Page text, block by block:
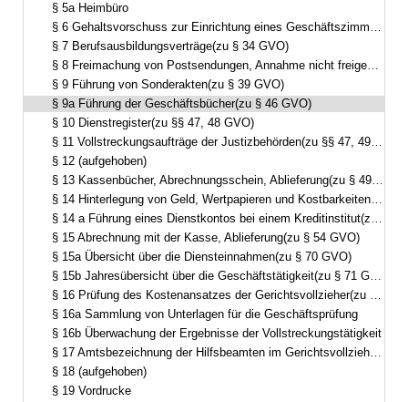
§ 5a Heimbüro
§ 6 Gehaltsvorschuss zur Einrichtung eines Geschäftszimmers(zu § 31 GVO)
§ 7 Berufsausbildungsverträge(zu § 34 GVO)
§ 8 Freimachung von Postsendungen, Annahme nicht freigemachter Sendungen(zu § 37 GVO)
§ 9 Führung von Sonderakten(zu § 39 GVO)
§ 9a Führung der Geschäftsbücher(zu § 46 GVO)
§ 10 Dienstregister(zu §§ 47, 48 GVO)
§ 11 Vollstreckungsaufträge der Justizbehörden(zu §§ 47, 49 GVO)
§ 12 (aufgehoben)
§ 13 Kassenbücher, Abrechnungsschein, Ablieferung(zu § 49 Abs. 6 GVO)
§ 14 Hinterlegung von Geld, Wertpapieren und Kostbarkeiten(zu § 51 GVO)
§ 14 a Führung eines Dienstkontos bei einem Kreditinstitut(zu § 52 Abs. 1 GVO)
§ 15 Abrechnung mit der Kasse, Ablieferung(zu § 54 GVO)
§ 15a Übersicht über die Diensteinnahmen(zu § 70 GVO)
§ 15b Jahresübersicht über die Geschäftstätigkeit(zu § 71 GVO)
§ 16 Prüfung des Kostenansatzes der Gerichtsvollzieher(zu §§ 72 ff. GVO)
§ 16a Sammlung von Unterlagen für die Geschäftsprüfung
§ 16b Überwachung der Ergebnisse der Vollstreckungstätigkeit
§ 17 Amtsbezeichnung der Hilfsbeamten im Gerichtsvollzieherdienst(zu § 81 GVO)
§ 18 (aufgehoben)
§ 19 Vordrucke